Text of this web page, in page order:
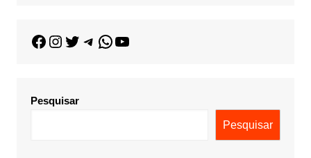
Pesquisar
Pesquisar